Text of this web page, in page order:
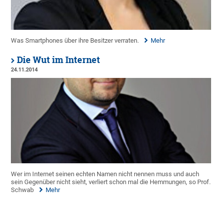
Was Smartphones über ihre Besitzer verraten. Mehr
Die Wut im Internet
24.11.2014
Wer im Internet seinen echten Namen nicht nennen muss und auch
sein Gegenüber nicht sieht, verliert schon mal die Hemmungen, so Prof.
Schwab
Mehr